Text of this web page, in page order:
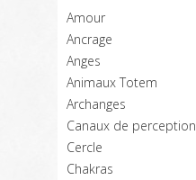
Amour
Ancrage
Anges
Animaux Totem
Archanges
Canaux de perception
Cercle
Chakras